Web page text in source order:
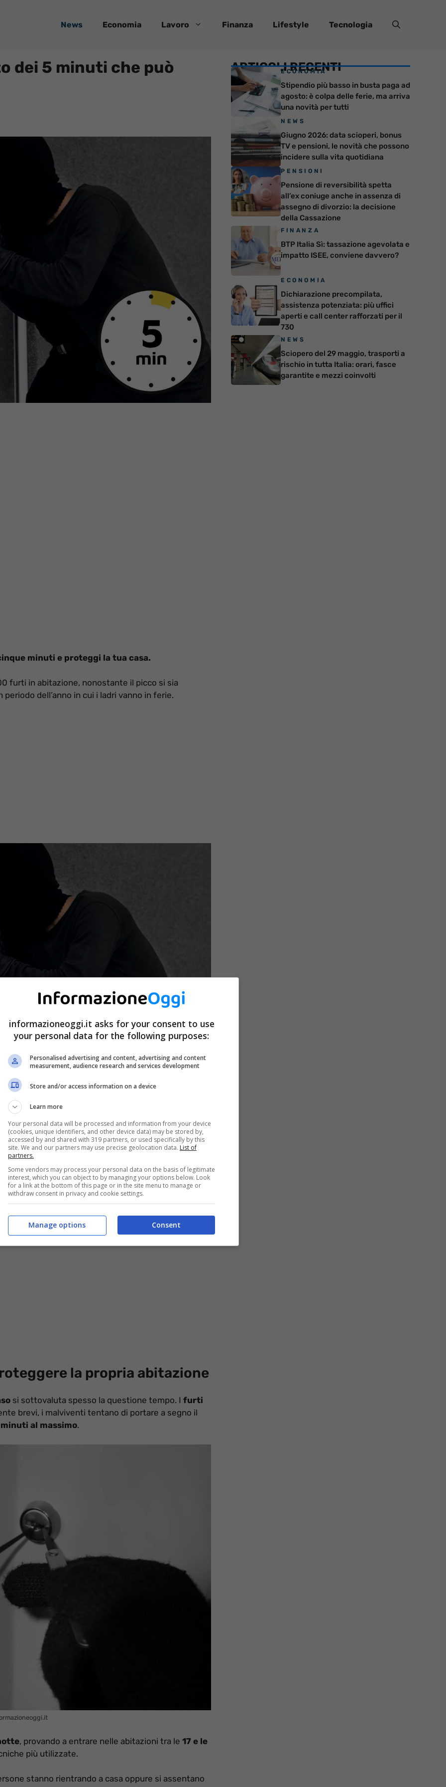
News Economia Lavoro Finanza Lifestyle Tecnologia
dei 5 minuti che può
minuti e proteggi la tua casa.
furti in abitazione, nonostante il picco si sia
dell’anno in cui i ladri vanno in ferie.
– informazioneoggi.it
senza pensarci troppo. Per questo, se non
di qualità, è bene sfruttare ogni mezzo per
dei cinque minuti , un sistema che fa desistere i
sofisticate ma facendo leva sul loro
la propria abitazione
si sottovaluta spesso la questione tempo. I furti
brevi, i malviventi tentano di portare a segno il
minuti al massimo.
, provando a entrare nelle abitazioni tra le 17 e le
più utilizzate.
stanno rientrando a casa oppure si assentano
ARTICOLI RECENTI
ECONOMIA
Stipendio più basso in busta paga ad
agosto: è colpa delle ferie, ma arriva
una novità per tutti
NEWS
Giugno 2026: data scioperi, bonus
TV e pensioni, le novità che possono
incidere sulla vita quotidiana
PENSIONI
Pensione di reversibilità spetta
all’ex coniuge anche in assenza di
assegno di divorzio: la decisione
della Cassazione
FINANZA
BTP Italia Sì: tassazione agevolata e
impatto ISEE, conviene davvero?
ECONOMIA
Dichiarazione precompilata,
assistenza potenziata: più uffici
aperti e call center rafforzati per il
730
NEWS
Sciopero del 29 maggio, trasporti a
rischio in tutta Italia: orari, fasce
garantite e mezzi coinvolti
informazioneoggi.it asks for your consent to use
your personal data for the following purposes:
Personalised advertising and content, advertising and content
measurement, audience research and services development
Store and/or access information on a device
Learn more
Your personal data will be processed and information from your device
(cookies, unique identifiers, and other device data) may be stored by,
accessed by and shared with 319 partners, or used specifically by this
site. We and our partners may use precise geolocation data. List of
partners.
Some vendors may process your personal data on the basis of legitimate
interest, which you can object to by managing your options below. Look
for a link at the bottom of this page or in the site menu to manage or
withdraw consent in privacy and cookie settings.
Consent
Manage options